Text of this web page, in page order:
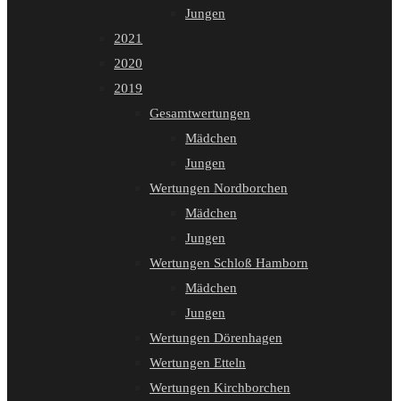
Jungen
2021
2020
2019
Gesamtwertungen
Mädchen
Jungen
Wertungen Nordborchen
Mädchen
Jungen
Wertungen Schloß Hamborn
Mädchen
Jungen
Wertungen Dörenhagen
Wertungen Etteln
Wertungen Kirchborchen